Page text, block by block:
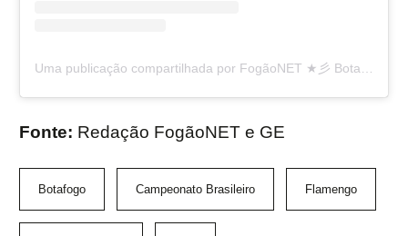
Uma publicação compartilhada por FogãoNET ★彡 Botafogo 👨🏽‍💻🔥 (@fogaonet)
Fonte: Redação FogãoNET e GE
Botafogo Campeonato Brasileiro Flamengo